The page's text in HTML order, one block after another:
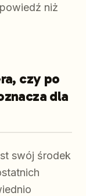
niż
czy po
dla
swój środek